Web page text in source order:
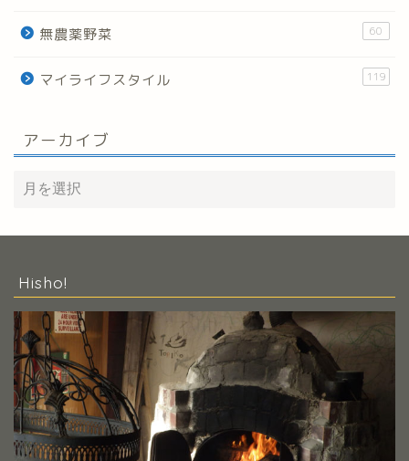
無農薬野菜 60
マイライフスタイル 119
アーカイブ
Hisho!